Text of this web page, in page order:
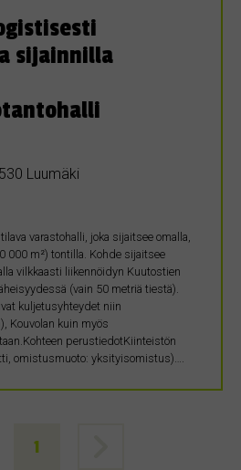
sijainnilla
Luumäki
varastohalli, joka sijaitsee omalla,
000 m²) tontilla. Kohde sijaitsee
vilkkaasti liikennöidyn Kuutostien
(vain 50 metriä tiestä).
kuljetusyhteydet niin
Kouvolan kuin myös
perustiedotKiinteistön
omistusmuoto: yksityisomistus)….
1